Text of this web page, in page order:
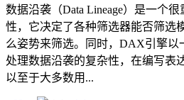
数据沿袭（Data Lineage）是一个
性，它决定了各种筛选器能否筛选
么姿势来筛选。同时，DAX引擎以
处理数据沿袭的复杂性，在编写表
以至于大多数用...